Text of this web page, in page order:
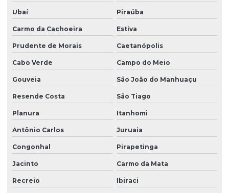
Ubaí Piraúba
Carmo da Cachoeira Estiva
Prudente de Morais Caetanópolis
Cabo Verde Campo do Meio
Gouveia São João do Manhuaçu
Resende Costa São Tiago
Planura Itanhomi
Antônio Carlos Juruaia
Congonhal Pirapetinga
Jacinto Carmo da Mata
Recreio Ibiraci